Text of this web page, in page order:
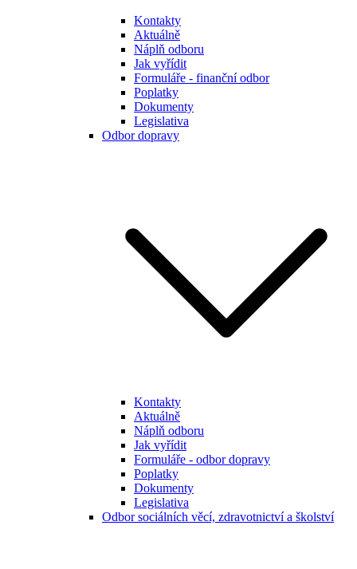
Kontakty
Aktuálně
Náplň odboru
Jak vyřídit
Formuláře - finanční odbor
Poplatky
Dokumenty
Legislativa
Odbor dopravy
Kontakty
Aktuálně
Náplň odboru
Jak vyřídit
Formuláře - odbor dopravy
Poplatky
Dokumenty
Legislativa
Odbor sociálních věcí, zdravotnictví a školství